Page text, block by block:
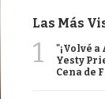
Las Más
1
"¡Volvé
Yesty
Cena de